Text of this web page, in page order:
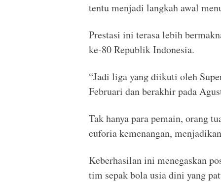
tentu menjadi langkah awal
Prestasi ini terasa lebih
ke-80 Republik Indonesia.
“Jadi liga yang diikuti oleh
Februari dan berakhir pada
Tak hanya para pemain, orang
euforia kemenangan,
Keberhasilan ini menegaskan
tim sepak bola usia dini yang